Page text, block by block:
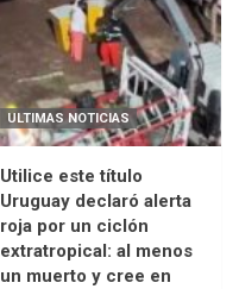
ULTIMAS NOTICIAS
Utilice este título
Uruguay declaró alerta
roja por un ciclón
extratropical: al menos
un muerto y cree en